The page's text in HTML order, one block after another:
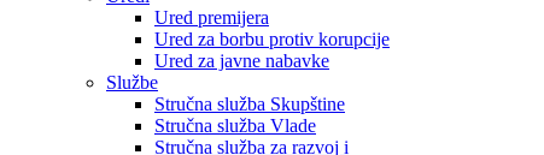
Ured premijera
Ured za borbu protiv korupcije
Ured za javne nabavke
Službe
Stručna služba Skupštine
Stručna služba Vlade
Stručna služba za razvoj i